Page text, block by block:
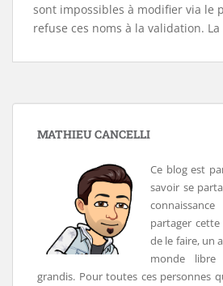
sont impossibles à modifier via le
refuse ces noms à la validation. La
MATHIEU CANCELLI
Ce blog est
savoir se
partager cette
de le faire, un
monde libre
grandis. Pour toutes ces personnes